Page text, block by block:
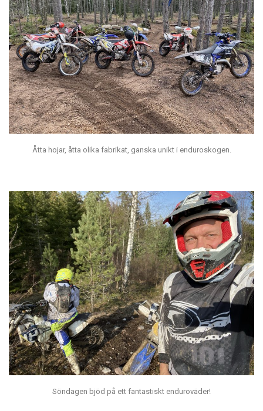
Åtta hojar, åtta olika fabrikat, ganska unikt i enduroskogen.
Söndagen bjöd på ett fantastiskt enduroväder!